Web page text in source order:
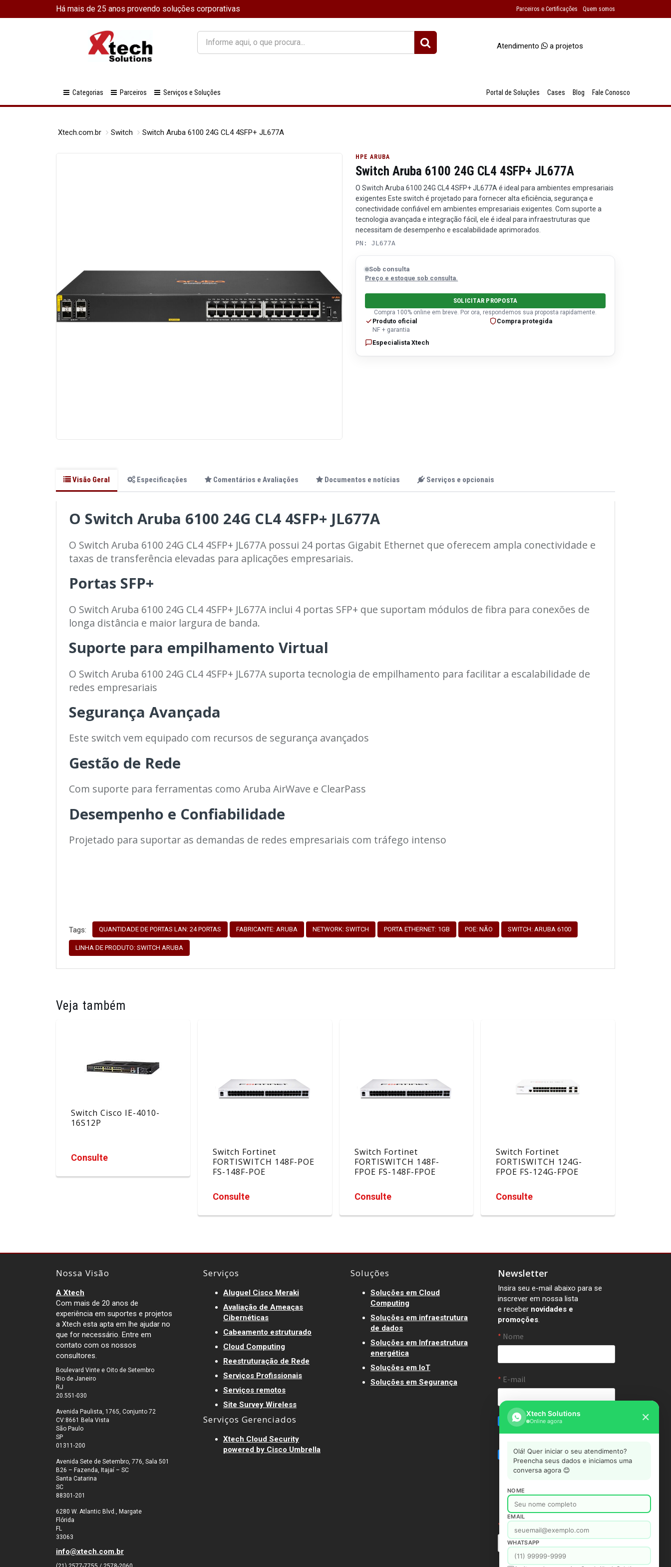
Há mais de 25 anos provendo soluções corporativas Parceiros e Certificações Quem somos
O
que
você
Atendimento a projetos
Categorias Parceiros Serviços e Soluções Portal de Soluções Cases Blog Fale Conosco
Xtech.com.br Switch Switch Aruba 6100 24G CL4 4SFP+ JL677A
HPE ARUBA
Switch Aruba 6100 24G CL4 4SFP+ JL677A
O Switch Aruba 6100 24G CL4 4SFP+ JL677A é ideal para ambientes empresariais
exigentes Este switch é projetado para fornecer alta eficiência, segurança e
conectividade confiável em ambientes empresariais exigentes. Com suporte a
tecnologia avançada e integração fácil, ele é ideal para infraestruturas que
necessitam de desempenho e escalabilidade aprimorados.
PN: JL677A
Sob consulta
Preço e estoque sob consulta.
SOLICITAR PROPOSTA
Compra 100% online em breve. Por ora, respondemos sua proposta rapidamente.
Produto oficial
NF + garantia
Compra protegida
Especialista Xtech
Visão Geral Especificações Comentários e Avaliações Documentos e notícias Serviços e opcionais
O Switch Aruba 6100 24G CL4 4SFP+ JL677A
O Switch Aruba 6100 24G CL4 4SFP+ JL677A possui 24 portas Gigabit Ethernet que oferecem ampla conectividade e
taxas de transferência elevadas para aplicações empresariais.
Portas SFP+
O Switch Aruba 6100 24G CL4 4SFP+ JL677A inclui 4 portas SFP+ que suportam módulos de fibra para conexões de
longa distância e maior largura de banda.
Suporte para empilhamento Virtual
O Switch Aruba 6100 24G CL4 4SFP+ JL677A suporta tecnologia de empilhamento para facilitar a escalabilidade de
redes empresariais
Segurança Avançada
Este switch vem equipado com recursos de segurança avançados
Gestão de Rede
Com suporte para ferramentas como Aruba AirWave e ClearPass
Desempenho e Confiabilidade
Projetado para suportar as demandas de redes empresariais com tráfego intenso
Tags: QUANTIDADE DE PORTAS LAN: 24 PORTAS FABRICANTE: ARUBA NETWORK: SWITCH PORTA ETHERNET: 1GB POE: NÃO SWITCH: ARUBA 6100
LINHA DE PRODUTO: SWITCH ARUBA
Veja também
Switch Cisco IE-4010-
16S12P
Consulte
Switch Fortinet
FORTISWITCH 148F-POE
FS-148F-POE
Consulte
Switch Fortinet
FORTISWITCH 148F-
FPOE FS-148F-FPOE
Consulte
Switch Fortinet
FORTISWITCH 124G-
FPOE FS-124G-FPOE
Consulte
Nossa Visão
A Xtech
Com mais de 20 anos de
experiência em suportes e projetos
a Xtech esta apta em lhe ajudar no
que for necessário. Entre em
contato com os nossos
consultores.
Boulevard Vinte e Oito de Setembro
Rio de Janeiro
RJ
20.551-030
Avenida Paulista, 1765, Conjunto 72
CV:8661 Bela Vista
São Paulo
SP
01311-200
Avenida Sete de Setembro, 776, Sala 501
B26 – Fazenda, Itajaí – SC
Santa Catarina
SC
88301-201
6280 W. Atlantic Blvd., Margate
Flórida
FL
33063
info@xtech.com.br
Serviços
Aluguel Cisco Meraki
Avaliação de Ameaças
Cibernéticas
Cabeamento estruturado
Cloud Computing
Reestruturação de Rede
Serviços Profissionais
Serviços remotos
Site Survey Wireless
Serviços Gerenciados
Xtech Cloud Security
powered by Cisco Umbrella
Soluções
Soluções em Cloud
Computing
Soluções em infraestrutura
de dados
Soluções em Infraestrutura
energética
Soluções em IoT
Soluções em Segurança
Newsletter
Insira seu e-mail abaixo para se
inscrever em nossa lista
e receber novidades e
promoções.
Xtech Solutions
Online agora ✕
Olá! Quer iniciar o seu atendimento?
Preencha seus dados e iniciamos uma
conversa agora 😊
NOME
EMAIL
WHATSAPP